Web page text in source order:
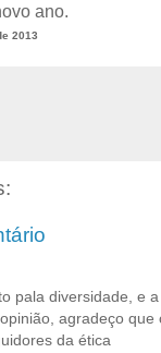
ano.
2013
pala diversidade, e a
agradeço que
da ética